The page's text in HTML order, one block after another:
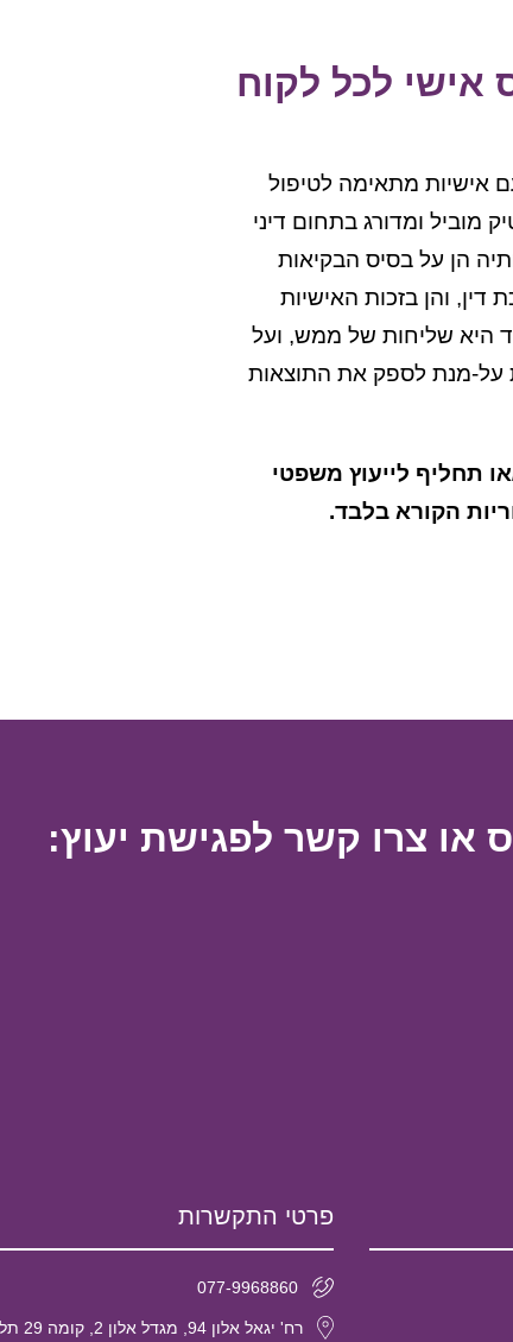
אישי לכל לקוח
אישיות מתאימה לטיפול
מוביל ומדורג בתחום דיני
הן על בסיס הבקיאות
והן בזכות האישיות
היא שליחות של ממש, ועל
על-מנת לספק את התוצאות
תחליף לייעוץ משפטי
הקורא בלבד.
או צרו קשר לפגישת יעוץ:
פרטי התקשרות
077-9968860
רח' יגאל אלון 94, מגדל אלון 2, קומה 29 תל אביב, מיקוד- 6789139